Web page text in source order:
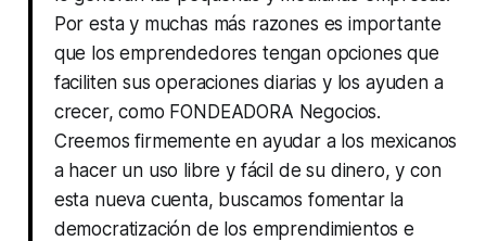
Por esta y muchas más razones es importante
que los emprendedores tengan opciones que
faciliten sus operaciones diarias y los ayuden a
crecer, como FONDEADORA Negocios.
Creemos firmemente en ayudar a los mexicanos
a hacer un uso libre y fácil de su dinero, y con
esta nueva cuenta, buscamos fomentar la
democratización de los emprendimientos e